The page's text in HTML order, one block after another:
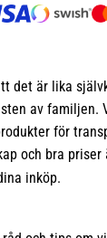
det är lika
av familjen.
för
och bra
inköp.